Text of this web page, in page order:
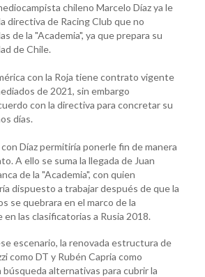
chileno Marcelo Díaz ya le
directiva de Racing Club que no
de la "Academia", ya que prepara su
de Chile.
con la Roja tiene contrato vigente
de 2021, sin embargo
con la directiva para concretar su
días.
Díaz permitiría ponerle fin de manera
A ello se suma la llegada de Juan
de la "Academia", con quien
dispuesto a trabajar después de que la
se quebrara en el marco de la
en las clasificatorias a Rusia 2018.
escenario, la renovada estructura de
como DT y Rubén Capria como
búsqueda alternativas para cubrir la